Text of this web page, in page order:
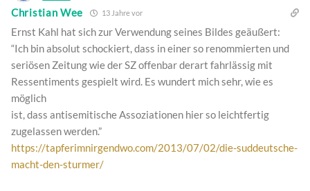
Christian Wee 13 Jahre vor
Ernst Kahl hat sich zur Verwendung seines Bildes geäußert:
“Ich bin absolut schockiert, dass in einer so renommierten und
seriösen Zeitung wie der SZ offenbar derart fahrlässig mit
Ressentiments gespielt wird. Es wundert mich sehr, wie es
möglich
ist, dass antisemitische Assoziationen hier so leichtfertig
zugelassen werden.”
https://tapferimnirgendwo.com/2013/07/02/die-suddeutsche-
macht-den-sturmer/